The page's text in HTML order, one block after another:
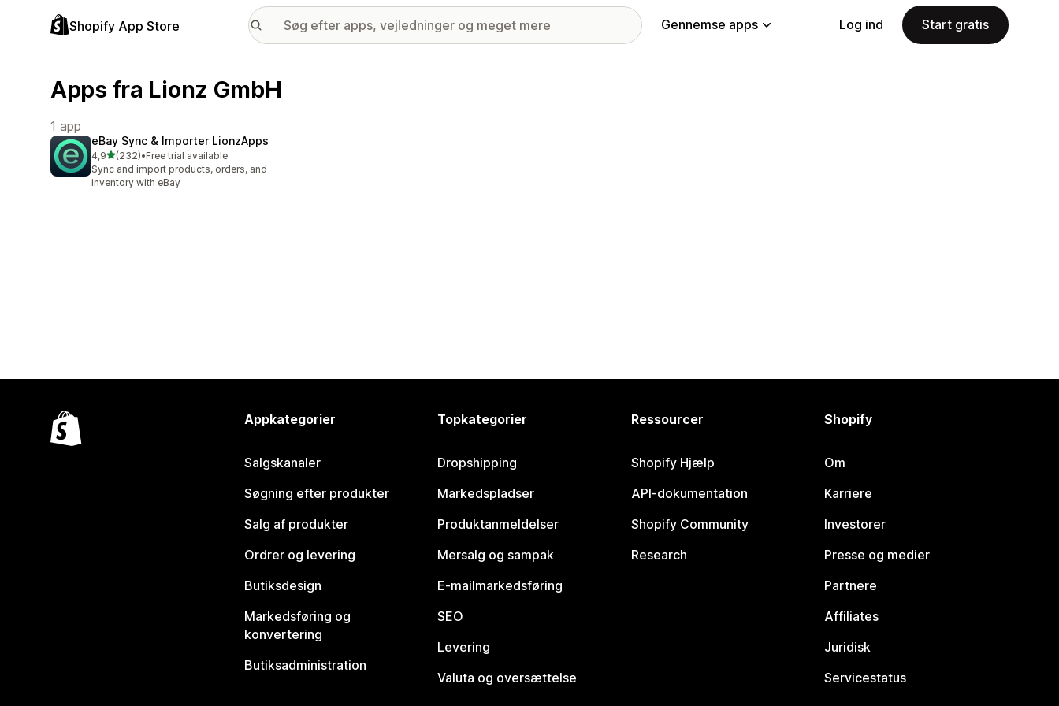
Shopify App Store Gennemse apps Log ind Start gratis
Apps fra Lionz GmbH
1 app
eBay Sync & Importer LionzApps
4,9ud af 5 stjerner
(232)
232 anmeldelser i alt
•Free trial available
Sync and import products, orders, and
inventory with eBay
Appkategorier
Salgskanaler
Søgning efter produkter
Salg af produkter
Ordrer og levering
Butiksdesign
Markedsføring og
konvertering
Butiksadministration
Topkategorier
Dropshipping
Markedspladser
Produktanmeldelser
Mersalg og sampak
E-mailmarkedsføring
SEO
Levering
Valuta og oversættelse
Ressourcer
Shopify Hjælp
API-dokumentation
Shopify Community
Research
Shopify
Om
Karriere
Investorer
Presse og medier
Partnere
Affiliates
Juridisk
Servicestatus